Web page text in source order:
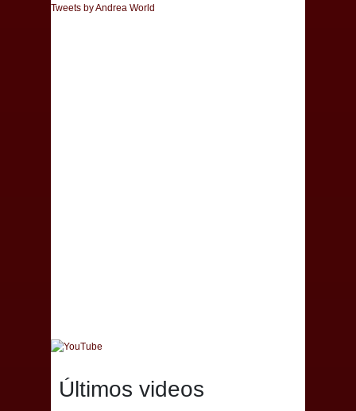
Tweets by Andrea World
Últimos videos